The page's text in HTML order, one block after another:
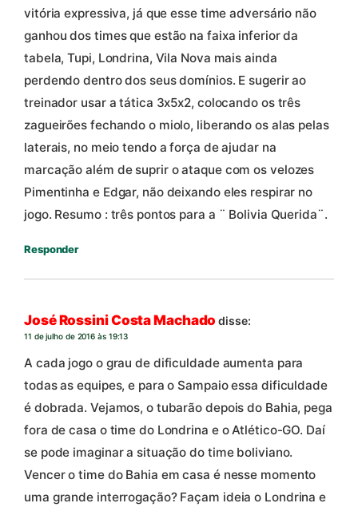
vitória expressiva, já que esse time adversário não
ganhou dos times que estão na faixa inferior da
tabela, Tupi, Londrina, Vila Nova mais ainda
perdendo dentro dos seus domínios. E sugerir ao
treinador usar a tática 3x5x2, colocando os três
zagueirões fechando o miolo, liberando os alas pelas
laterais, no meio tendo a força de ajudar na
marcação além de suprir o ataque com os velozes
Pimentinha e Edgar, não deixando eles respirar no
jogo. Resumo : três pontos para a ¨ Bolivia Querida¨.
Responder
José Rossini Costa Machado disse:
11 de julho de 2016 às 19:13
A cada jogo o grau de dificuldade aumenta para
todas as equipes, e para o Sampaio essa dificuldade
é dobrada. Vejamos, o tubarão depois do Bahia, pega
fora de casa o time do Londrina e o Atlético-GO. Daí
se pode imaginar a situação do time boliviano.
Vencer o time do Bahia em casa é nesse momento
uma grande interrogação? Façam ideia o Londrina e